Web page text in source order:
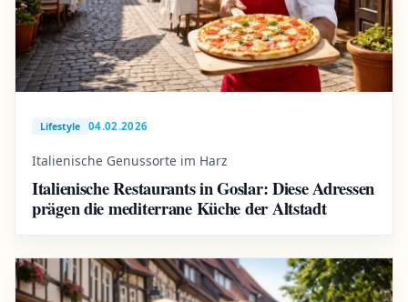
Lifestyle 04.02.2026
Italienische Genussorte im Harz
Italienische Restaurants in Goslar: Diese Adressen
prägen die mediterrane Küche der Altstadt